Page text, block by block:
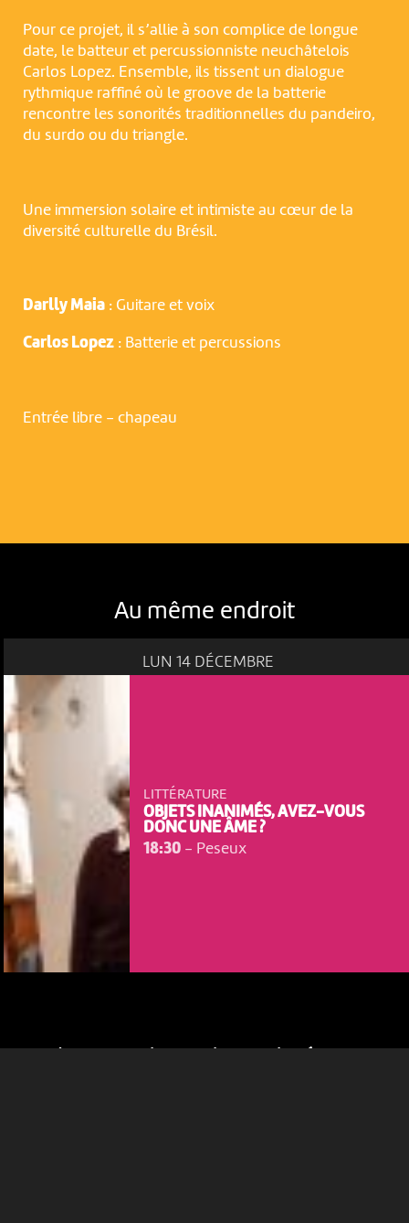
NOUS UTILISONS DES COOKIES
consentez à l’utilisation de cookies. Les cookies nous
votre disposition et renseigner les acteurs·trices culturel·le·s sur
l'intérêt porté à leurs événements.
Pour ce projet, il s’allie à son complice de longue
date, le batteur et percussionniste neuchâtelois
Carlos Lopez. Ensemble, ils tissent un dialogue
rythmique raffiné où le groove de la batterie
rencontre les sonorités traditionnelles du pandeiro,
du surdo ou du triangle.
Une immersion solaire et intimiste au cœur de la
diversité culturelle du Brésil.
Darlly Maia: Guitare et voix
Carlos Lopez: Batterie et percussions
Entrée libre - chapeau
Au même endroit
LUN 14 DÉCEMBRE
LITTÉRATURE
OBJETS INANIMÉS, AVEZ-VOUS
DONC UNE ÂME ?
18:30- Peseux